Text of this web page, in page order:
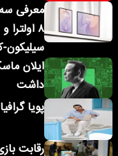
داشت
پویا
رقابت